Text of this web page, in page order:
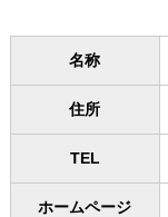
名称
住所
TEL
ホームページ